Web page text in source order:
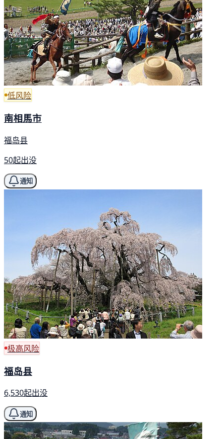
低风险
南相馬市
福岛县
50起出没
通知
极高风险
福岛县
6,530起出没
通知